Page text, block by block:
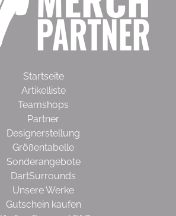
Startseite
Artikelliste
Teamshops
Partner
Designerstellung
Größentabelle
Sonderangebote
DartSurrounds
Unsere Werke
Gutschein kaufen